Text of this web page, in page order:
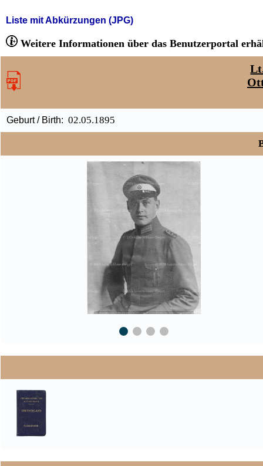
Liste mit Abkürzungen (JPG)
Weitere Informationen über das Benutzerportal
Geburt / Birth: 02.05.1895